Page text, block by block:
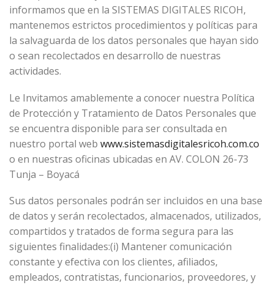
informamos que en la SISTEMAS DIGITALES RICOH,
mantenemos estrictos procedimientos y políticas para
la salvaguarda de los datos personales que hayan sido
o sean recolectados en desarrollo de nuestras
actividades.
Le Invitamos amablemente a conocer nuestra Política
de Protección y Tratamiento de Datos Personales que
se encuentra disponible para ser consultada en
nuestro portal web www.sistemasdigitalesricoh.com.co
o en nuestras oficinas ubicadas en AV. COLON 26-73
Tunja – Boyacá
Sus datos personales podrán ser incluidos en una base
de datos y serán recolectados, almacenados, utilizados,
compartidos y tratados de forma segura para las
siguientes finalidades:(i) Mantener comunicación
constante y efectiva con los clientes, afiliados,
empleados, contratistas, funcionarios, proveedores, y